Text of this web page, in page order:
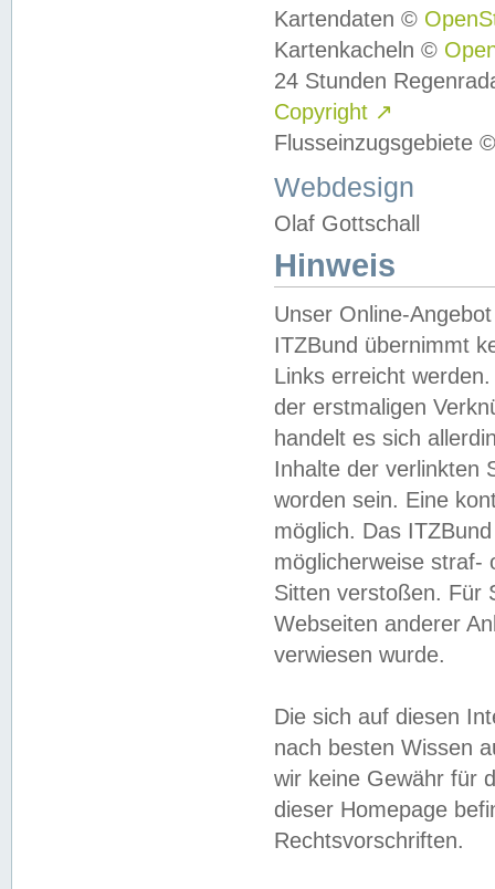
Kartendaten ©
Kartenkacheln ©
24 Stunden
Copyright ↗
Flusseinzugsgebiete
Webdesign
Olaf Gottschall
Hinweis
Unser Online-
ITZBund übernimmt
Links erreicht
der erstmaligen
handelt es sich
Inhalte der verlinkten
worden sein. Eine
möglich. Das
möglicherweise straf-
Sitten verstoßen. Für
Webseiten anderer
verwiesen wurde.
Die sich auf diesen
nach besten Wissen
wir keine Gewähr für
dieser Homepage
Rechtsvorschriften.